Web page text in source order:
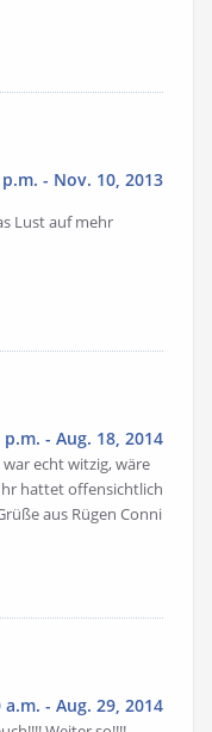
- Nov. 10, 2013
Lust auf mehr
- Aug. 18, 2014
echt witzig, wäre
hattet offensichtlich
aus Rügen Conni
- Aug. 29, 2014